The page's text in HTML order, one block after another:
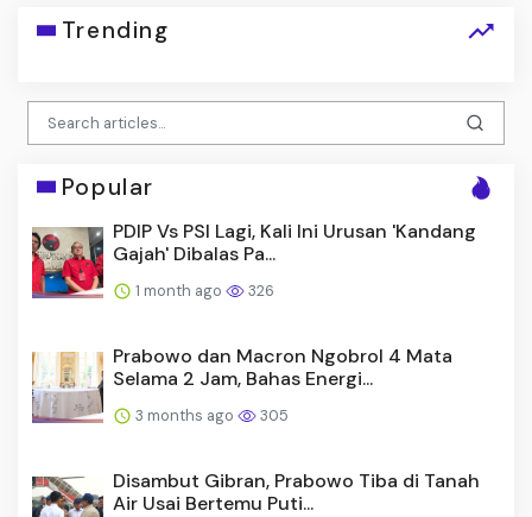
Trending
Popular
PDIP Vs PSI Lagi, Kali Ini Urusan 'Kandang
Gajah' Dibalas Pa...
1 month ago 326
Prabowo dan Macron Ngobrol 4 Mata
Selama 2 Jam, Bahas Energi...
3 months ago 305
Disambut Gibran, Prabowo Tiba di Tanah
Air Usai Bertemu Puti...